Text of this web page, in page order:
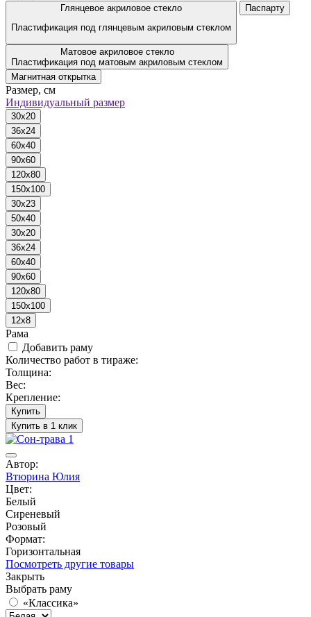
Глянцевое акриловое стекло
Пластификация под глянцевым акриловым стеклом
Паспарту
Матовое акриловое стекло
Пластификация под матовым акриловым стеклом
Магнитная открытка
Размер, см
Индивидуальный размер
30x20
36x24
60x40
90x60
120x80
150x100
30x23
50x40
30x20
36x24
60x40
90x60
120x80
150x100
12x8
Рама
Добавить раму
Количество работ в тираже:
Толщина:
Вес:
Крепление:
Купить
Купить в 1 клик
Автор:
Втюрина Юлия
Цвет:
Белый
Сиреневый
Розовый
Формат:
Горизонтальная
Посмотреть другие товары
Закрыть
Выбрать раму
«Классика»